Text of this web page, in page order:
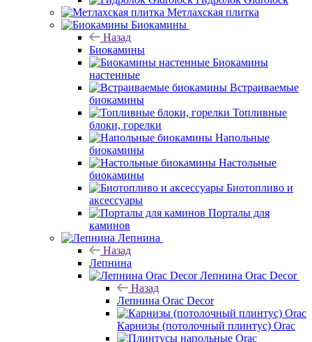
Метлахская плитка
Биокамины
Назад
Биокамины
Биокамины
настенные
Встраиваемые
биокамины
Топливные
блоки, горелки
Напольные
биокамины
Настольные
биокамины
Биотопливо и
аксессуары
Порталы для
каминов
Лепнина
Назад
Лепнина
Лепнина Orac Decor
Назад
Лепнина Orac Decor
Карнизы (потолочный плинтус) Orac